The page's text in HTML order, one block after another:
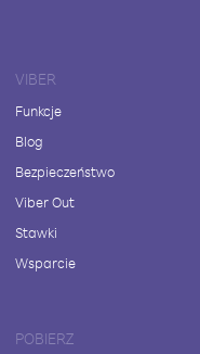
VIBER
Funkcje
Blog
Bezpieczeństwo
Viber Out
Stawki
Wsparcie
POBIERZ